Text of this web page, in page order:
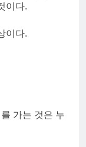
이다.
이다.
가는 것은 누